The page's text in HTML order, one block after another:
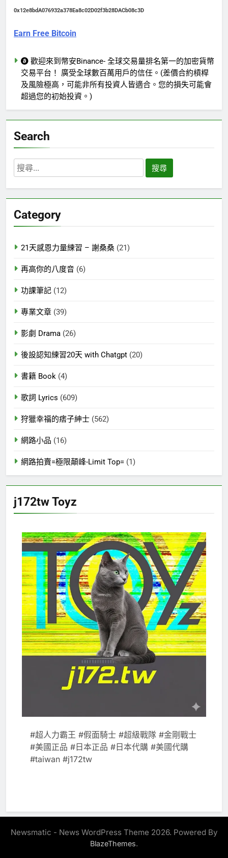
0x12e8bdA076932a378Ea8c02D02f3b28DACb08c3D
Earn Free Bitcoin
歡迎來到幣安Binance- 全球交易量排名第一的加密貨幣
交易平台！ 廣受全球數百萬用戶的信任。(差價合約槓桿
及風險極高，可能非所有投資人皆適合。您的損失可能會
超過您的初始投資。)
Search
搜
尋
字:
Category
21天感恩力量練習 – 謝桑桑 (21)
再高你的八度音 (6)
功課筆記 (12)
專業文章 (39)
影劇 Drama (26)
後設認知練習20天 with Chatgpt (20)
書籍 Book (4)
歌詞 Lyrics (609)
狩獵幸福的痞子紳士 (562)
網路小品 (16)
網路拍賣=極限顛峰-Limit Top= (1)
j172tw Toyz
#超人力霸王 #假面騎士 #超級戰隊 #金剛戰士
#美國正品 #日本正品 #日本代購 #美國代購
#taiwan #j172tw
Newsmatic - News WordPress Theme 2026. Powered By
BlazeThemes.